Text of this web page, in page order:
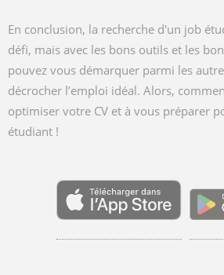
En conclusion, la recherche d'un job
défi, mais avec les bons outils et les
pouvez vous démarquer parmi les
décrocher l’emploi idéal. Alors,
optimiser votre CV et à vous préparer
étudiant !